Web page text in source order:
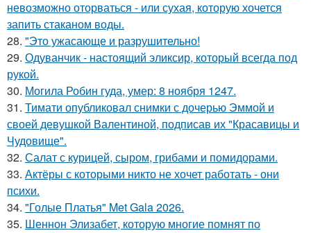
невозможно оторваться - или сухая, которую хочется
запить стаканом воды.
28. "Это ужасающе и разрушительно!
29. Одуванчик - настоящий эликсир, который всегда под
рукой.
30. Могила Робин гуда, умер: 8 ноября 1247.
31. Тимати опубликовал снимки с дочерью Эммой и
своей девушкой Валентиной, подписав их "Красавицы и
Чудовище".
32. Салат с курицей, сыром, грибами и помидорами.
33. Актёры с которыми никто не хочет работать - они
психи.
34. "Голые Платья" Met Gala 2026.
35. Шеннон Элизабет, которую многие помнят по